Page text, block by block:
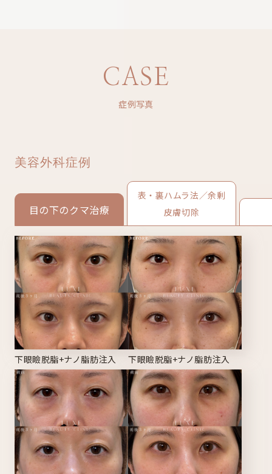
CASE
症例写真
美容外科症例
目の下のクマ治療
表・裏ハムラ法／余剰
皮膚切除
下眼瞼脱脂+ナノ脂肪注入 下眼瞼脱脂+ナノ脂肪注入